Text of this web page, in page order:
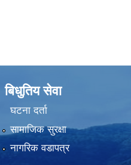
बिधुतिय सेवा
घटना दर्ता
सामाजिक सुरक्षा
नागरिक वडापत्र